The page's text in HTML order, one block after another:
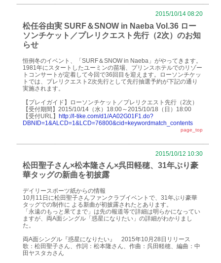
2015/10/14 08:20
松任谷由実 SURF＆SNOW in Naeba Vol.36 ロー
ソンチケット／プレリクエスト先行（2次）のお知
らせ
恒例冬のイベント、「SURF＆SNOW in Naeba」がやってきます。
1981年にスタートしたユーミンの苗場、プリンスホテルでのリゾー
トコンサートが定着して今回で36回目を迎えます。ローソンチケッ
トでは、プレリクエスト2次先行として先行抽選予約が下記の通り
実施されます。
【プレイガイド】ローソンチケット／プレリクエスト先行（2次）
【受付期間】2015/10/14（水）18:00～2015/10/18（日）18:00
【受付URL】 http://l-tike.com/d1/AA02G01F1.do?
DBNID=1&ALCD=1&LCD=76800&cid=keywordmatch_contents
page_top
2015/10/12 10:30
松田聖子さん×松本隆さん×呉田軽穂、31年ぶり豪
華タッグの新曲を初披露
デイリースポーツ紙からの情報
10月11日に松田聖子さんファンクラブイベントで、31年ぶり豪華
タッグでの制作に よる新曲が初披露されたとあります。
「永遠のもっと果てまで」は先の報道等で詳細は明らかになってい
ますが、両A面シングル「惑星になりたい」の詳細がわかりまし
た。
両A面シングル『惑星になりたい』 2015年10月28日リリース
歌：松田聖子さん、作詞：松本隆さん、作曲：呉田軽穂、編曲：中
田ヤスタカさん